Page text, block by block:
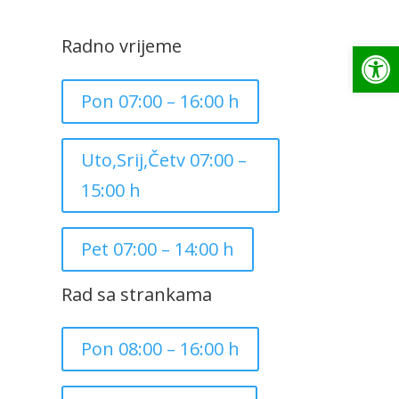
Radno vrijeme
Pon 07:00 – 16:00 h
Uto,Srij,Četv 07:00 –
15:00 h
Pet 07:00 – 14:00 h
Rad sa strankama
Pon 08:00 – 16:00 h